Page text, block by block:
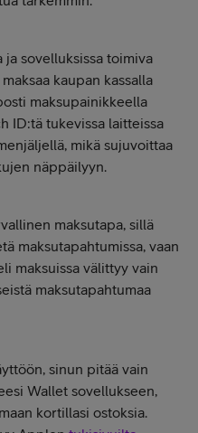
sovelluksissa toimiva
kaupan kassalla
maksupainikkeella
ID:tä tukevissa laitteissa
mikä sujuvoittaa
näppäilyyn.
maksutapa, sillä
maksutapahtumissa, vaan
maksuissa välittyy vain
maksutapahtumaa
sinun pitää vain
Wallet sovellukseen,
kortillasi ostoksia.